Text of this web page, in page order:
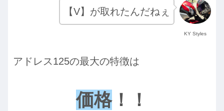
KY Styles
【V】が取れたんだねぇ
アドレス125の最大の特徴は
価格！！